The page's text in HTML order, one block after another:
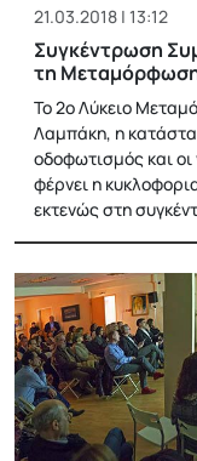
21.03.2018 | 13:12
Συγκέντρωση
τη
Το 2ο Λύκειο
Λαμπάκη, η
οδοφωτισμός και
φέρνει η
εκτενώς στη